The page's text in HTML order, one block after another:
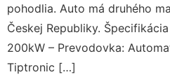
pohodlia. Auto má druhého
Českej Republiky.
200kW – Prevodovka:
Tiptronic […]